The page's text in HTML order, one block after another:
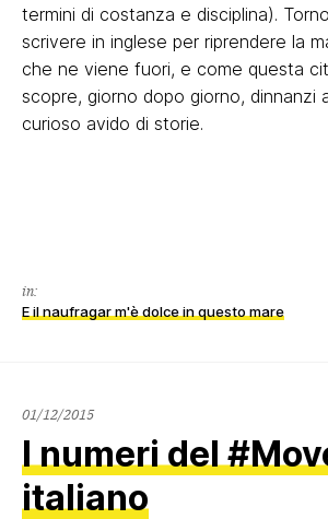
termini di costanza e disciplina).
scrivere in inglese per riprendere la
che ne viene fuori, e come questa
scopre, giorno dopo giorno, dinnanzi
curioso avido di storie.
in:
E il naufragar m'è dolce in questo mare
01/12/201502/12/2015
I numeri del
italiano